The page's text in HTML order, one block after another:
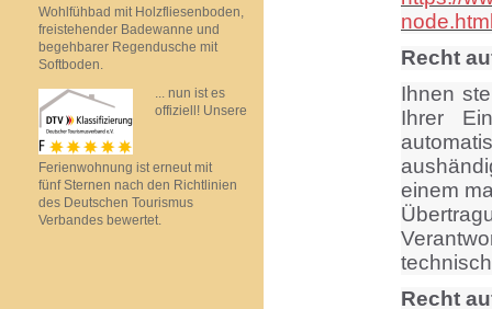
Recht
Ihnen
Ihrer
einem
Recht
Wohlfühbad mit Holzfliesenboden,
freistehender Badewanne und
begehbarer Regendusche mit
Softboden.
... nun ist es
offiziell! Unsere
Ferienwohnung ist erneut mit
fünf Sternen nach den Richtlinien
des Deutschen Tourismus
Verbandes bewertet.